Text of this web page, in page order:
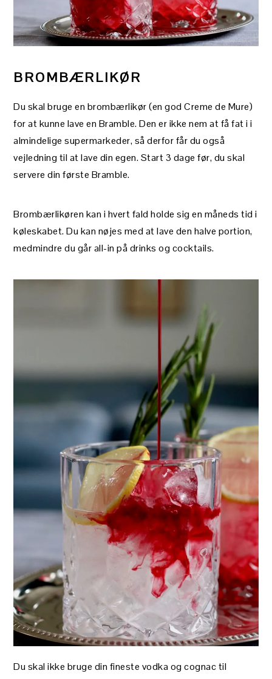
BROMBÆRLIKØR
Du skal bruge en brombærlikør (en god Creme de Mure)
for at kunne lave en Bramble. Den er ikke nem at få fat i i
almindelige supermarkeder, så derfor får du også
vejledning til at lave din egen. Start 3 dage før, du skal
servere din første Bramble.
Brombærlikøren kan i hvert fald holde sig en måneds tid i
køleskabet. Du kan nøjes med at lave den halve portion,
medmindre du går all-in på drinks og cocktails.
Du skal ikke bruge din fineste vodka og cognac til